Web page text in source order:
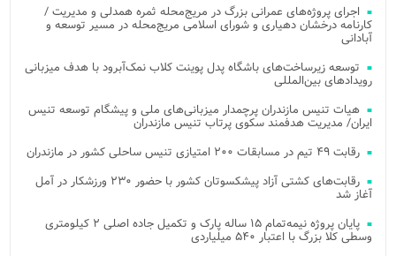
اجرای پروژه‌های عمرانی بزرگ در مریج‌محله ثمره همدلی و مدیریت /
کارنامه درخشان دهیاری و شورای اسلامی مریج‌محله در مسیر توسعه و
آبادانی
توسعه زیرساخت‌های باشگاه پدل پوینت کلاب نمک‌آبرود با هدف میزبانی
رویدادهای بین‌المللی
هیات تنیس مازندران پرچمدار میزبانی‌های ملی و پیشگام توسعه تنیس
ایران/ مدیریت هدفمند سکوی پرتاب تنیس مازندران
رقابت ۴۹ تیم در مسابقات ۲۰۰ امتیازی تنیس ساحلی کشور در مازندران
رقابت‌های کشتی آزاد پیشکسوتان کشور با حضور ۲۳۰ ورزشکار در آمل
آغاز شد
پایان پروژه نیمه‌تمام ۱۵ ساله پارک و تکمیل جاده اصلی ۲ کیلومتری
وسطی کلا بزرگ با اعتبار ۵۴۰ میلیاردی